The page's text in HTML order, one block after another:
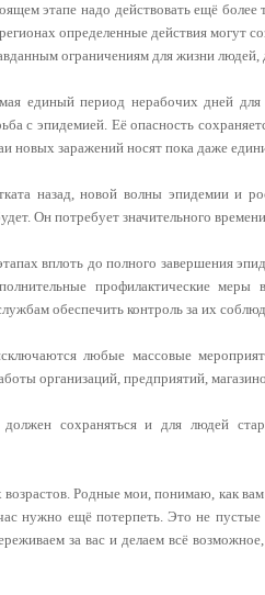
этапе надо действовать ещё более
определенные действия могут
ограничениям для жизни людей,
единый период нерабочих дней
с эпидемией. Её опасность
новых заражений носят пока даже
назад, новой волны эпидемии и
Он потребует значительного
вплоть до полного завершения
профилактические меры
обеспечить контроль за их
любые массовые
организаций, предприятий,
сохраняться и для людей
Родные мои, понимаю, как вам
нужно ещё потерпеть. Это не
за вас и делаем всё